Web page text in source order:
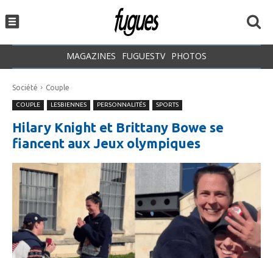
MAGAZINES FUGUESTV PHOTOS
Société Couple
COUPLE LESBIENNES PERSONNALITÉS SPORTS
Hilary Knight et Brittany Bowe se
fiancent aux Jeux olympiques